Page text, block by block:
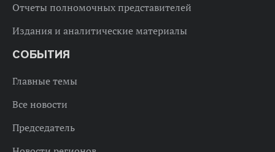
Отчеты полномочных представителей
Издания и аналитические материалы
СОБЫТИЯ
Главные темы
Все новости
Председатель